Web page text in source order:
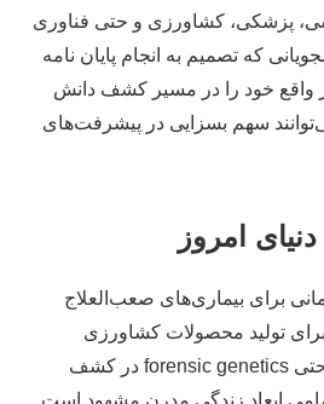
پزشکی، کشاورزی و حتی فناوری
که تصمیم به انجام پایان نامه
واقع خود را در مسیر کشف دانش
سهم بسزایی در پیشرفت‌های
امروز
برای بیماری‌های صعب‌العلاج
تولید محصولات کشاورزی
مقاوم‌تر و باکیفیت‌تر، و حتی forensic genetics در کشف
ابعاد زندگی مدرن مشهود است.